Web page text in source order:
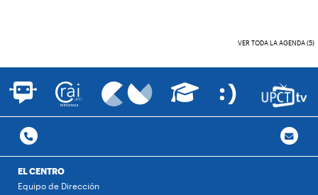
VER TODA LA AGENDA (5)
EL CENTRO
Equipo de Dirección